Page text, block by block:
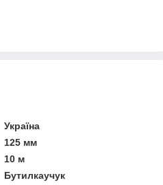
Україна
125 мм
10 м
Бутилкаучук